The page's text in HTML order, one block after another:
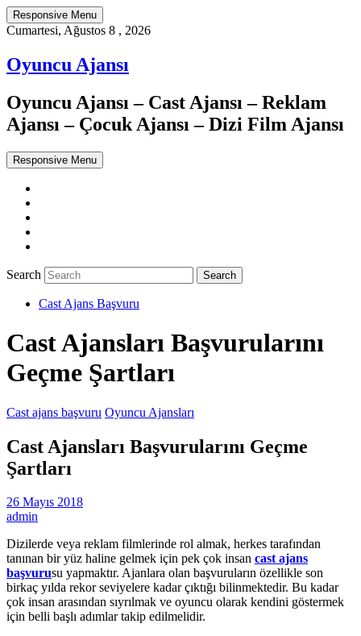
Responsive Menu
Cumartesi, Ağustos 8 , 2026
Oyuncu Ajansı
Oyuncu Ajansı – Cast Ajansı – Reklam
Ajansı – Çocuk Ajansı – Dizi Film Ajansı
Responsive Menu
Search
Cast Ajans Başvuru
Cast Ajansları Başvurularını
Geçme Şartları
Cast ajans başvuru Oyuncu Ajansları
Cast Ajansları Başvurularını Geçme
Şartları
26 Mayıs 2018
admin
Dizilerde veya reklam filmlerinde rol almak, herkes tarafından
tanınan bir yüz haline gelmek için pek çok insan cast ajans
başvurusu yapmaktır. Ajanlara olan başvuruların özellikle son
birkaç yılda rekor seviyelere kadar çıktığı bilinmektedir. Bu kadar
çok insan arasından sıyrılmak ve oyuncu olarak kendini göstermek
için belli başlı adımlar takip edilmelidir.